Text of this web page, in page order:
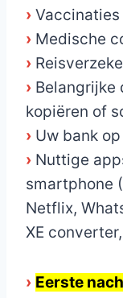
›
› Medische
›
› Belangrijke
kopiëren of
› Uw bank
› Nuttige
smartphone
Netflix,
XE
› Eerste